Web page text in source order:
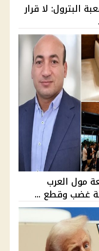
البترول: لا قرار
مول العرب
غضب وقطع ...